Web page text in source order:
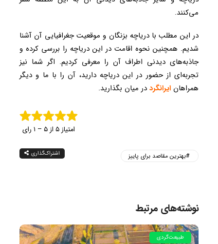
می‌کنند.
در این مطلب با دریاچه بزنگان و موقعیت جغرافیایی آن آشنا
شدیم. همچنین نحوه اقامت در این دریاچه را بررسی کرده و
جاذبه‌های دیدنی اطراف آن را معرفی کردیم. اگر شما نیز
تجربه‌ای از حضور در این دریاچه دارید، آن را با ما و دیگر
همراهان ایرانگرد در میان بگذارید.
امتیاز ۵ از ۵ – ۱ رای
بهترین مقاصد برای پاییز اشتراک‌گذاری
نوشته‌های مرتبط
طبیعت‌گردی